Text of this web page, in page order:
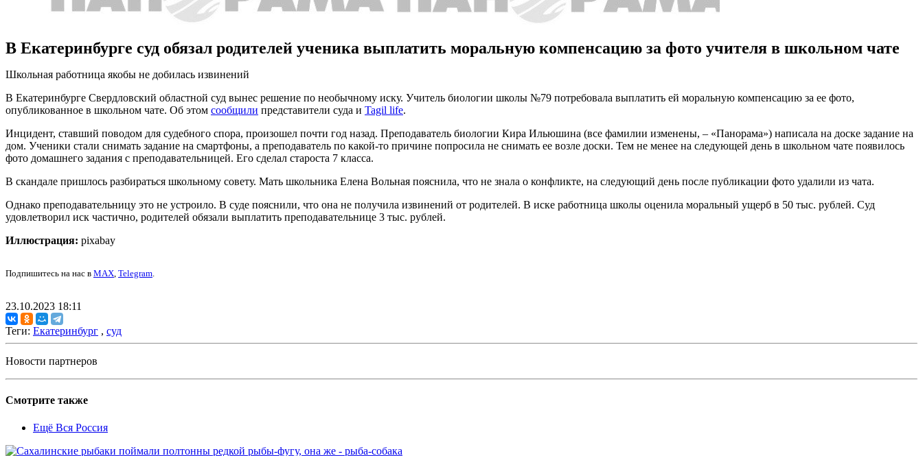
В Екатеринбурге суд обязал родителей ученика выплатить моральную компенсацию за фото учителя в школьном чате
Школьная работница якобы не добилась извинений
В Екатеринбурге Свердловский областной суд вынес решение по необычному иску. Учитель биологии школы №79 потребовала выплатить ей моральную компенсацию за ее фото,
опубликованное в школьном чате. Об этом сообщили представители суда и Tagil life.
Инцидент, ставший поводом для судебного спора, произошел почти год назад. Преподаватель биологии Кира Ильюшина (все фамилии изменены, – «Панорама») написала на доске задание на
дом. Ученики стали снимать задание на смартфоны, а преподаватель по какой-то причине попросила не снимать ее возле доски. Тем не менее на следующей день в школьном чате появилось
фото домашнего задания с преподавательницей. Его сделал староста 7 класса.
В скандале пришлось разбираться школьному совету. Мать школьника Елена Вольная пояснила, что не знала о конфликте, на следующий день после публикации фото удалили из чата.
Однако преподавательницу это не устроило. В суде пояснили, что она не получила извинений от родителей. В иске работница школы оценила моральный ущерб в 50 тыс. рублей. Суд
удовлетворил иск частично, родителей обязали выплатить преподавательнице 3 тыс. рублей.
Иллюстрация: pixabay
Подпишитесь на нас в MAX, Telegram.
23.10.2023 18:11
Теги: Екатеринбург , суд
Новости партнеров
Смотрите также
Ещё Вся Россия